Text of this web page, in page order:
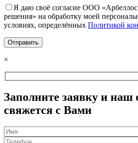
Я даю своё согласие ООО
решения» на обработку моей
условиях, определённых Политикой
×
Заполните заявку и наш
свяжется с Вами